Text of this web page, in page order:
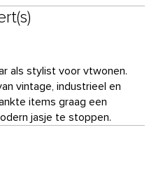
als stylist voor vtwonen.
vintage, industrieel en
items graag een
jasje te stoppen.